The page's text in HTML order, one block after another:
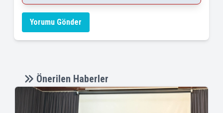
Yorumu Gönder
Önerilen Haberler